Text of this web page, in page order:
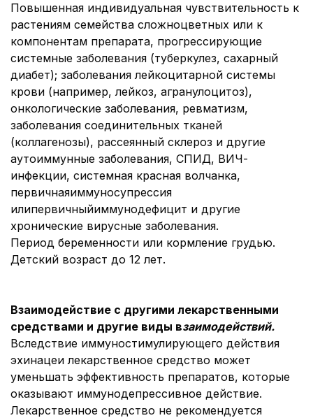
Повышенная индивидуальная чувствительность к
растениям семейства сложноцветных или к
компонентам препарата, прогрессирующие
системные заболевания (туберкулез, сахарный
диабет); заболевания лейкоцитарной системы
крови (например, лейкоз, агранулоцитоз),
онкологические заболевания, ревматизм,
заболевания соединительных тканей
(коллагенозы), рассеянный склероз и другие
аутоиммунные заболевания, СПИД, ВИЧ-
инфекции, системная красная волчанка,
первичнаяиммуносупрессия
илипервичныйиммунодефицит и другие
хронические вирусные заболевания.
Период беременности или кормление грудью.
Детский возраст до 12 лет.
Взаимодействие с другими лекарственными
средствами и другие виды взаимодействий.
Вследствие иммуностимулирующего действия
эхинацеи лекарственное средство может
уменьшать эффективность препаратов, которые
оказывают иммунодепрессивное действие.
Лекарственное средство не рекомендуется